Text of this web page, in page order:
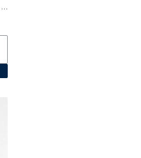
Tommy Jeans Pacquet Double t-shirts Femme Ecru/Lavish Cerise